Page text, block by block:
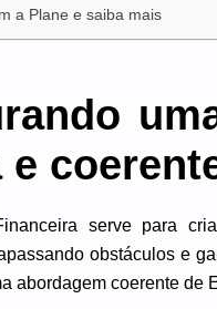
a Plane e saiba mais
serve para
obstáculos e
abordagem coerente de